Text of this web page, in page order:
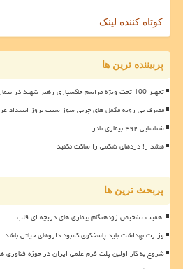
کوتاه کننده لینک
پربیننده ترین ها
تجهیز 100 تخت ویژه مراسم خاکسپاری رهبر شهید در بیمارستان صحرایی مصلی به علاوه فیلم
مصرف بی رویه مکمل های چربی سوز سبب بروز انسداد
شناسایی ۴۹۲ بیماری نادر
هشدار! دردهای شکمی را ساکت نکنید
پربحث ترین ها
اهمیت تشخیص زودهنگام بیماری های دریچه ای قلب
وزارت بهداشت باید پاسخگوی کمبود داروهای حیاتی باشد
شروع به کار اولین پلت فرم علمی ایران در حوزه فناوری